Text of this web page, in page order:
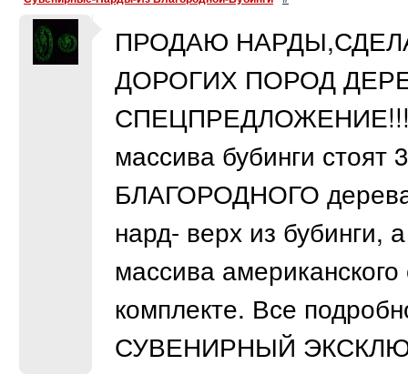
ПРОДАЮ
ДОРОГИХ ПОРОД
СПЕЦПРЕДЛОЖЕНИЕ!!!!!
массива бубинги
БЛАГОРОДНОГО
нард- верх из бубинги,
массива
комплекте. Все
СУВЕНИРНЫЙ